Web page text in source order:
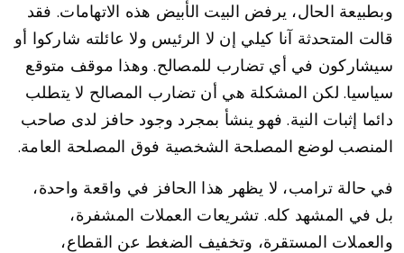
وبطبيعة الحال، يرفض البيت الأبيض هذه الاتهامات. فقد
قالت المتحدثة آنا كيلي إن لا الرئيس ولا عائلته شاركوا أو
سيشاركون في أي تضارب للمصالح. وهذا موقف متوقع
سياسيا. لكن المشكلة هي أن تضارب المصالح لا يتطلب
دائما إثبات النية. فهو ينشأ بمجرد وجود حافز لدى صاحب
المنصب لوضع المصلحة الشخصية فوق المصلحة العامة.
في حالة ترامب، لا يظهر هذا الحافز في واقعة واحدة،
بل في المشهد كله. تشريعات العملات المشفرة،
والعملات المستقرة، وتخفيف الضغط عن القطاع،